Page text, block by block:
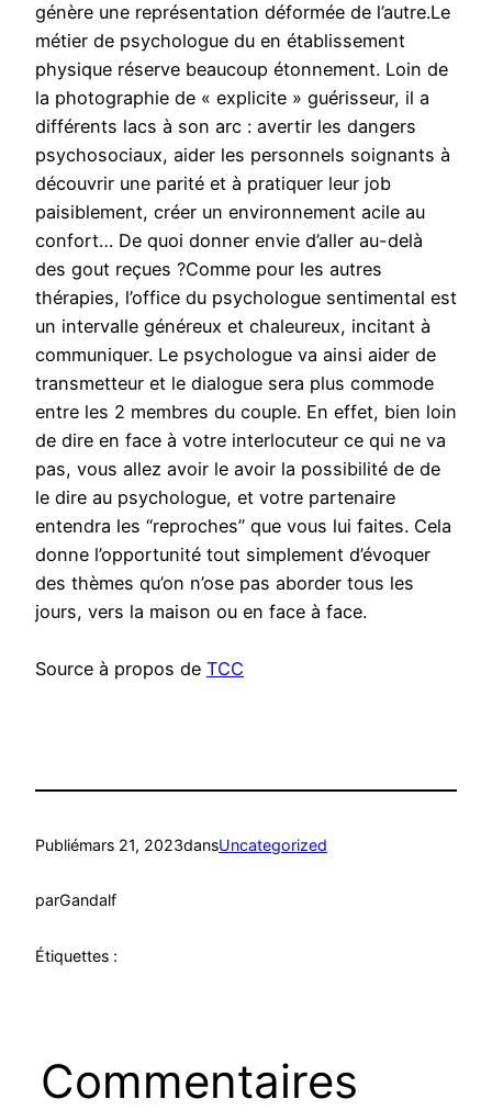
génère une représentation déformée de l’autre.Le
métier de psychologue du en établissement
physique réserve beaucoup étonnement. Loin de
la photographie de « explicite » guérisseur, il a
différents lacs à son arc : avertir les dangers
psychosociaux, aider les personnels soignants à
découvrir une parité et à pratiquer leur job
paisiblement, créer un environnement acile au
confort… De quoi donner envie d’aller au-delà
des gout reçues ?Comme pour les autres
thérapies, l’office du psychologue sentimental est
un intervalle généreux et chaleureux, incitant à
communiquer. Le psychologue va ainsi aider de
transmetteur et le dialogue sera plus commode
entre les 2 membres du couple. En effet, bien loin
de dire en face à votre interlocuteur ce qui ne va
pas, vous allez avoir le avoir la possibilité de de
le dire au psychologue, et votre partenaire
entendra les “reproches” que vous lui faites. Cela
donne l’opportunité tout simplement d’évoquer
des thèmes qu’on n’ose pas aborder tous les
jours, vers la maison ou en face à face.
Source à propos de TCC
Publiémars 21, 2023dansUncategorized
parGandalf
Étiquettes :
Commentaires